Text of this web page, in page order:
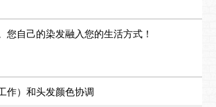
您自己的染发融入您的生活方式！
作）和头发颜色协调